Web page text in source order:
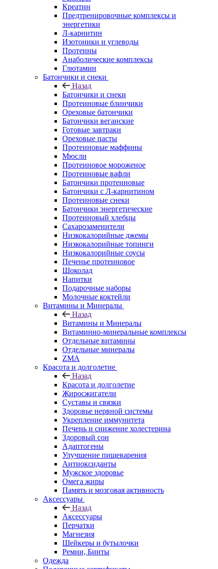
Креатин
Предтренировочные комплексы и
энергетики
Л-карнитин
Изотоники и углеводы
Протеины
Анаболические комплексы
Глютамин
Батончики и снеки
Назад
Батончики и снеки
Протеиновые блинчики
Ореховые батончики
Батончики веганские
Готовые завтраки
Ореховые пасты
Протеиновые маффины
Мюсли
Протеиновое мороженое
Протеиновые вафли
Батончики протеиновые
Батончики с Л-карнитином
Протеиновые снеки
Батончики энергетические
Протеиновый хлебцы
Сахарозаменители
Низкокалорийные джемы
Низкокалорийные топинги
Низкокалорийные соусы
Печенье протеиновое
Шоколад
Напитки
Подарочные наборы
Молочные коктейли
Витамины и Минералы
Назад
Витамины и Минералы
Витаминно-минеральные комплексы
Отдельные витамины
Отдельные минералы
ZMA
Красота и долголетие
Назад
Красота и долголетие
Жиросжигатели
Суставы и связки
Здоровье нервной системы
Укрепление иммунитета
Печень и снижение холестерина
Здоровый сон
Адаптогены
Улучшение пищеварения
Антиоксиданты
Мужское здоровье
Омега жиры
Память и мозговая активность
Аксессуары
Назад
Аксессуары
Перчатки
Магнезия
Шейкеры и бутылочки
Ремни, Бинты
Одежда